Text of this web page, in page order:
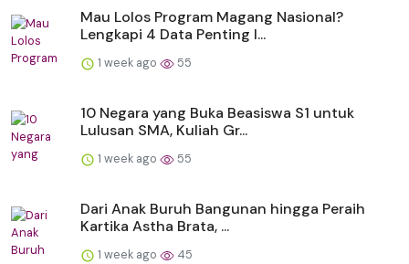
Mau Lolos Program Magang Nasional?
Lengkapi 4 Data Penting I...
1 week ago 55
10 Negara yang Buka Beasiswa S1 untuk
Lulusan SMA, Kuliah Gr...
1 week ago 55
Dari Anak Buruh Bangunan hingga Peraih
Kartika Astha Brata, ...
1 week ago 45